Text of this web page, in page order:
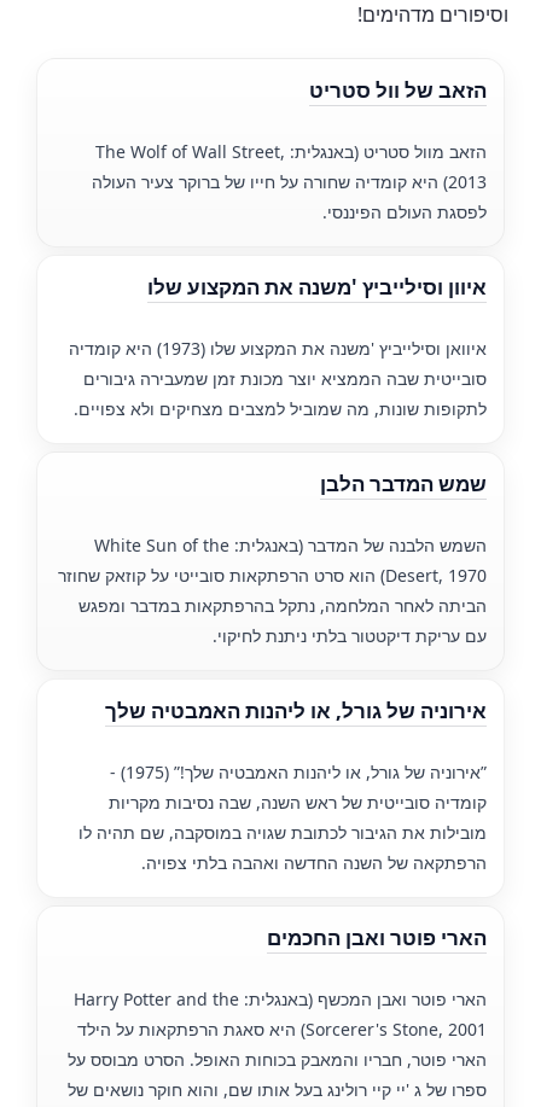
וסיפורים מדהימים!
הזאב של וול סטריט
הזאב מוול סטריט (באנגלית: The Wolf of Wall Street,
2013) היא קומדיה שחורה על חייו של ברוקר צעיר העולה
לפסגת העולם הפיננסי.
איוון וסילייביץ 'משנה את המקצוע שלו
איוואן וסילייביץ 'משנה את המקצוע שלו (1973) היא קומדיה
סובייטית שבה הממציא יוצר מכונת זמן שמעבירה גיבורים
לתקופות שונות, מה שמוביל למצבים מצחיקים ולא צפויים.
שמש המדבר הלבן
השמש הלבנה של המדבר (באנגלית: White Sun of the
Desert, 1970) הוא סרט הרפתקאות סובייטי על קוזאק שחוזר
הביתה לאחר המלחמה, נתקל בהרפתקאות במדבר ומפגש
עם עריקת דיקטטור בלתי ניתנת לחיקוי.
אירוניה של גורל, או ליהנות האמבטיה שלך
”אירוניה של גורל, או ליהנות האמבטיה שלך!” (1975) -
קומדיה סובייטית של ראש השנה, שבה נסיבות מקריות
מובילות את הגיבור לכתובת שגויה במוסקבה, שם תהיה לו
הרפתקאה של השנה החדשה ואהבה בלתי צפויה.
הארי פוטר ואבן החכמים
הארי פוטר ואבן המכשף (באנגלית: Harry Potter and the
Sorcerer's Stone, 2001) היא סאגת הרפתקאות על הילד
הארי פוטר, חבריו והמאבק בכוחות האופל. הסרט מבוסס על
ספרו של ג 'יי קיי רולינג בעל אותו שם, והוא חוקר נושאים של